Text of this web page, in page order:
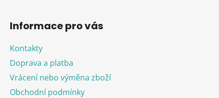
Informace pro vás
Kontakty
Doprava a platba
Vrácení nebo výměna zboží
Obchodní podmínky